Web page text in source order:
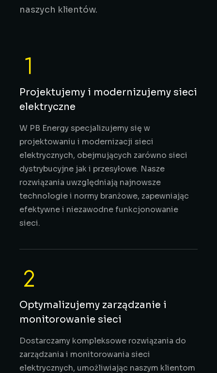
naszych klientów.
Projektujemy i modernizujemy sieci
elektryczne
W PB Energy specjalizujemy się w
projektowaniu i modernizacji sieci
elektrycznych, obejmujących zarówno sieci
dystrybucyjne jak i przesyłowe. Nasze
rozwiązania uwzględniają najnowsze
technologie i normy branżowe, zapewniając
efektywne i niezawodne funkcjonowanie
sieci.
Optymalizujemy zarządzanie i
monitorowanie sieci
Dostarczamy kompleksowe rozwiązania do
zarządzania i monitorowania sieci
elektrycznych, umożliwiając naszym klientom